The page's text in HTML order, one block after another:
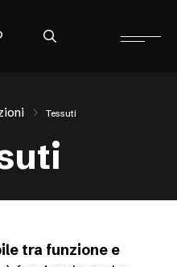
Tessuti
tra funzione e